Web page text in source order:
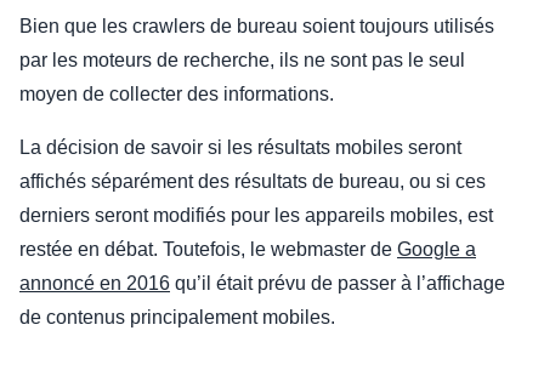
Bien que les crawlers de bureau soient toujours utilisés
par les moteurs de recherche, ils ne sont pas le seul
moyen de collecter des informations.
La décision de savoir si les résultats mobiles seront
affichés séparément des résultats de bureau, ou si ces
derniers seront modifiés pour les appareils mobiles, est
restée en débat. Toutefois, le webmaster de Google a
annoncé en 2016 qu’il était prévu de passer à l’affichage
de contenus principalement mobiles.